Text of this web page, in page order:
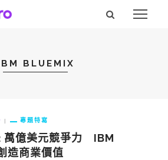
BLUEMIX
專題特寫
萬億美元競爭力 IBM
造商業價值